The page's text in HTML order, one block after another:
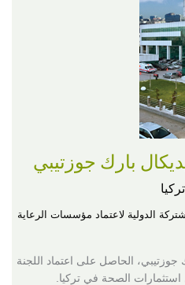
بارك جوزتيبي
الدولية لاعتماد مؤسسات الرعاية
الحاصل على اعتماد اللجنة
الصحة في تركيا.